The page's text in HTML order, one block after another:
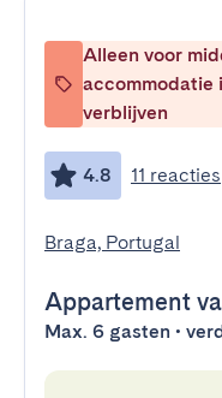
Alleen voor
accommodatie
verblijven
4.8 11 reacties
Braga, Portugal
Appartement
Max. 6 gasten •